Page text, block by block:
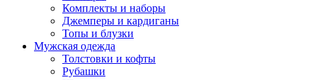
Комплекты и наборы
Джемперы и кардиганы
Топы и блузки
Мужская одежда
Толстовки и кофты
Рубашки